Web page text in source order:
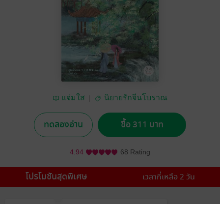
แจ่มใส นิยายรักจีนโบราณ
ทดลองอ่าน ซื้อ 311 บาท
4.94 68 Rating
โปรโมชันสุดพิเศษ เวลาที่เหลือ 2 วัน